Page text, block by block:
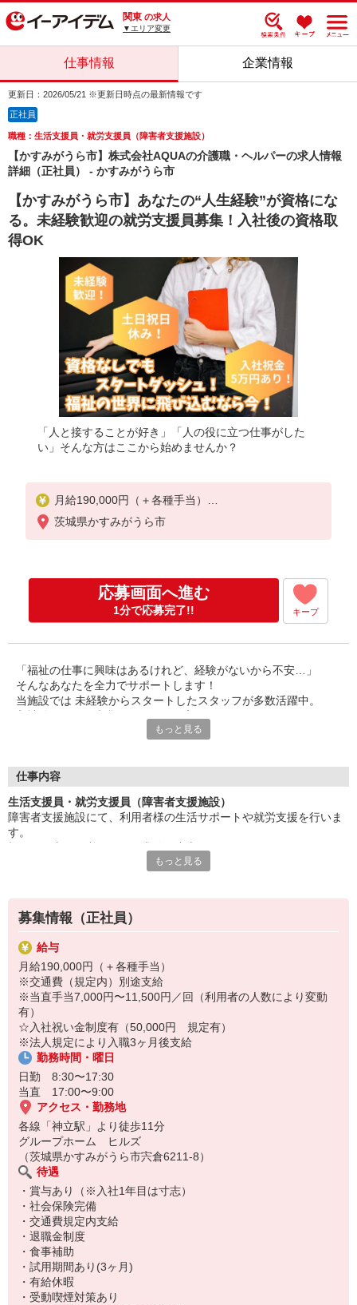
関東 の求人
▼エリア変更
仕事情報 企業情報
更新日：2026/05/21 ※更新日時点の最新情報です
正社員
職種：生活支援員・就労支援員（障害者支援施設）
【かすみがうら市】株式会社AQUAの介護職・ヘルパーの求人情報
詳細（正社員） - かすみがうら市
【かすみがうら市】あなたの“人生経験”が資格にな
る。未経験歓迎の就労支援員募集！入社後の資格取
得OK
「人と接することが好き」「人の役に立つ仕事がした
い」そんな方はここから始めませんか？
月給190,000円（＋各種手当）
※交通費（規定内）別途支給
※当直手当7,000円〜11,500円／回（利用者の人数に
※法人規定により入職3ヶ月後支給
茨城県かすみがうら市
応募画面へ進む
1分で応募完了!! キープ
「福祉の仕事に興味はあるけれど、経験がないから不安…」
そんなあなたを全力でサポートします！
当施設では 未経験からスタートしたスタッフが多数活躍中。
ゼロから安心してスキルを身につけられます。
・福祉業界に興味がある
・誰かの役に立つ仕事がしたい
・新しいことにチャレンジしたい
・安定した環境で長く働きたい
無資格・未経験で大歓迎！
もっと見る
仕事内容
生活支援員・就労支援員（障害者支援施設）
障害者支援施設にて、利用者様の生活サポートや就労支援を行いま
す。
服薬確認
日常生活のサポート
散歩・外食・買い物などのサポート（活動プログラム）
▼就労支援
軽作業（ボールペン組立など）のサポート
取り組み方のアドバイス
PC入力や書類作成などの簡単な事務作業
10〜50代の利用者様が在籍しており、
一人ひとりの自立を目指しながら、日々の生活を支援しています。
もっと見る
募集情報（正社員）
給与
月給190,000円（＋各種手当）
※交通費（規定内）別途支給
※当直手当7,000円〜11,500円／回（利用者の人数により変動
有）
☆入社祝い金制度有（50,000円 規定有）
※法人規定により入職3ヶ月後支給
勤務時間・曜日
日勤 8:30〜17:30
当直 17:00〜9:00
アクセス・勤務地
各線「神立駅」より徒歩11分
グループホーム ヒルズ
（茨城県かすみがうら市宍倉6211-8）
待遇
・賞与あり（※入社1年目は寸志）
・社会保険完備
・交通費規定内支給
・退職金制度
・食事補助
・試用期間あり(3ヶ月)
・有給休暇
・受動喫煙対策あり